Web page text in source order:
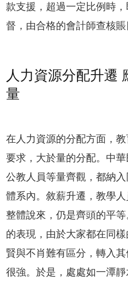
款支援，超過一定比例時
督，由合格的會計師查核賬
人力資源分配升遷
量
在人力資源的分配方面，
要求，大於量的分配。中華
公教人員等量齊觀，都納
體系內。敘薪升遷，教學人
整體說來，仍是齊頭的平
的表現，由於大家都在同
賢與不肖難有區分，轉入
很強。於是，處處如一潭